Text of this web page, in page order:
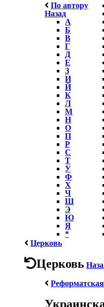
По автору
Назад
А
Б
В
Г
Д
Е
З
И
Й
К
Л
М
Н
О
П
Р
С
Т
У
Ф
Х
Ч
Ш
Э
Ю
Я
*
Церковь
Церковь
Реформатская